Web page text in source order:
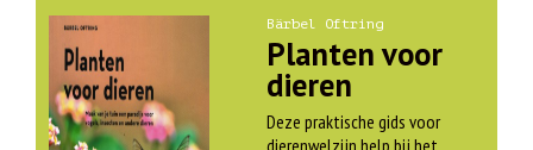
Bärbel Oftring
Planten voor
dieren
Deze praktische gids voor
dierenwelzijn help bij het